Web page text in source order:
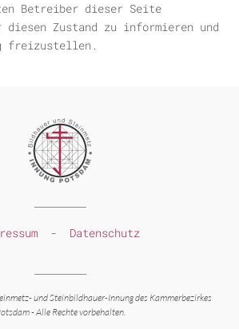
Betreiber dieser Seite
diesen Zustand zu informieren und
freizustellen.
- Datenschutz
und Steinbildhauer-Innung des Kammerbezirkes
-Alle Rechte vorbehalten.